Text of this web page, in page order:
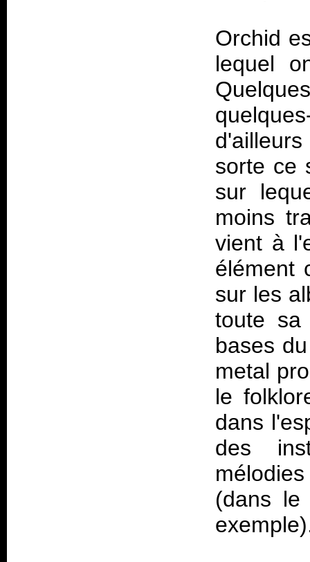
Orchid
lequel
sorte ce
sur
moins
vient à
élément
sur les
toute sa
bases
metal
le
dans
des
(dans le